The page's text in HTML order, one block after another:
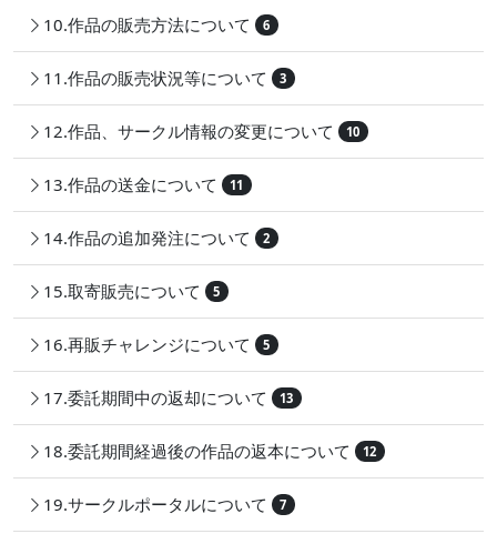
10.作品の販売方法について 6
11.作品の販売状況等について 3
12.作品、サークル情報の変更について 10
13.作品の送金について 11
14.作品の追加発注について 2
15.取寄販売について 5
16.再販チャレンジについて 5
17.委託期間中の返却について 13
18.委託期間経過後の作品の返本について 12
19.サークルポータルについて 7